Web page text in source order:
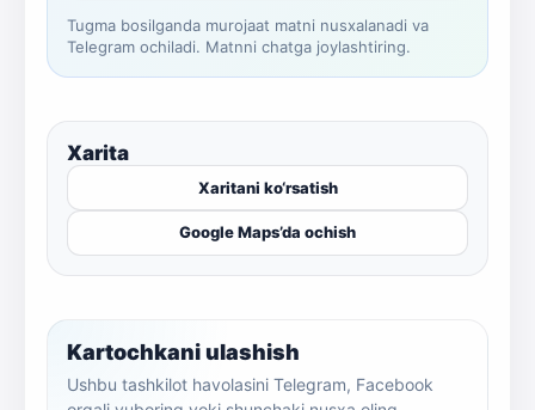
Tugma bosilganda murojaat matni nusxalanadi va
Telegram ochiladi. Matnni chatga joylashtiring.
Xarita
Xaritani ko‘rsatish
Google Maps’da ochish
Kartochkani ulashish
Ushbu tashkilot havolasini Telegram, Facebook